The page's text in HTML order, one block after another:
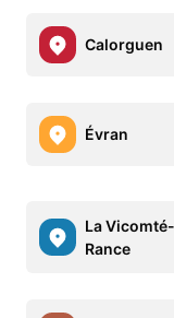
Calorguen
Évran
La
Rance